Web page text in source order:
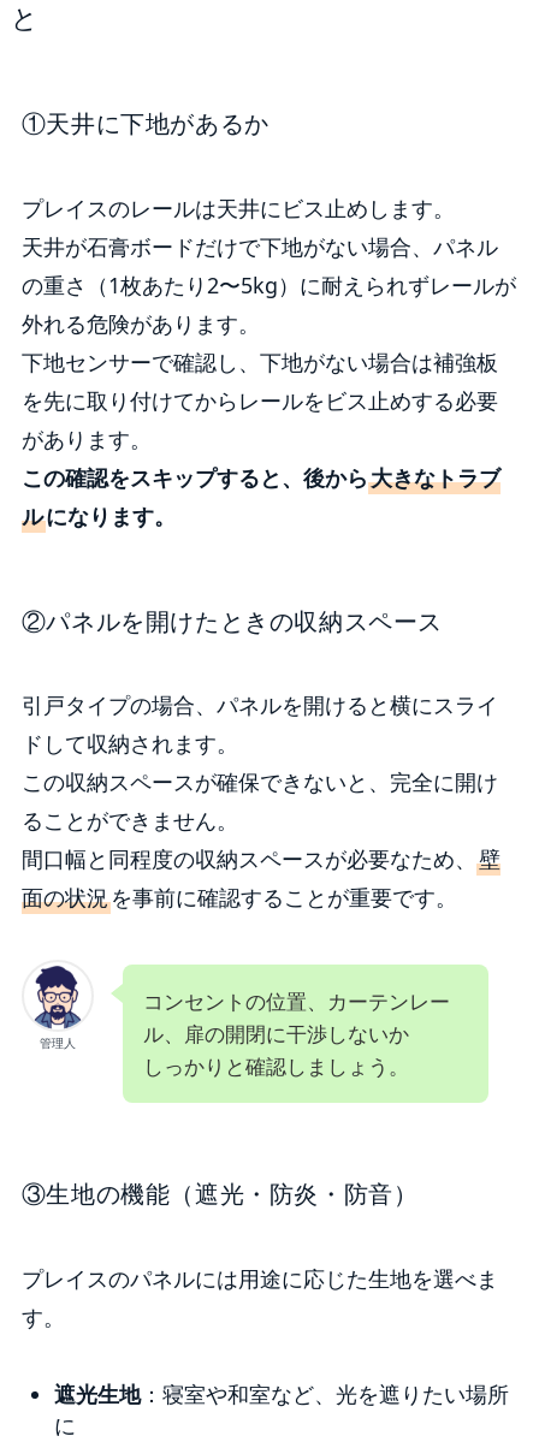
と
①天井に下地があるか
プレイスのレールは天井にビス止めします。
天井が石膏ボードだけで下地がない場合、パネル
の重さ（1枚あたり2〜5kg）に耐えられずレールが
外れる危険があります。
下地センサーで確認し、下地がない場合は補強板
を先に取り付けてからレールをビス止めする必要
があります。
この確認をスキップすると、後から大きなトラブ
ルになります。
②パネルを開けたときの収納スペース
引戸タイプの場合、パネルを開けると横にスライ
ドして収納されます。
この収納スペースが確保できないと、完全に開け
ることができません。
間口幅と同程度の収納スペースが必要なため、 壁
面の状況を事前に確認することが重要です。
管理人
コンセントの位置、カーテンレー
ル、扉の開閉に干渉しないか
しっかりと確認しましょう。
③生地の機能（遮光・防炎・防音）
プレイスのパネルには用途に応じた生地を選べま
す。
遮光生地：寝室や和室など、光を遮りたい場所
に